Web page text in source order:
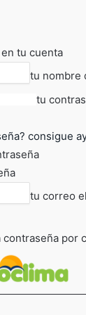
tu cuenta
tu nombre
tu
consigue
tu correo
contraseña por